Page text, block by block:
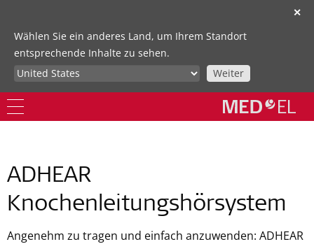
✕
Wählen Sie ein anderes Land, um Ihrem Standort
entsprechende Inhalte zu sehen.
Weiter
ADHEAR
Knochenleitungshörsystem
Angenehm zu tragen und einfach anzuwenden: ADHEAR